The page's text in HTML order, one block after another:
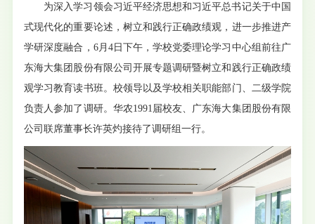
为深入学习领会习近平经济思想和习近平总书记关于中国
式现代化的重要论述，树立和践行正确政绩观，进一步推进产
学研深度融合，6月4日下午，学校党委理论学习中心组前往广
东海大集团股份有限公司开展专题调研暨树立和践行正确政绩
观学习教育读书班。校领导以及学校相关职能部门、二级学院
负责人参加了调研。华农1991届校友、广东海大集团股份有限
公司联席董事长许英灼接待了调研组一行。